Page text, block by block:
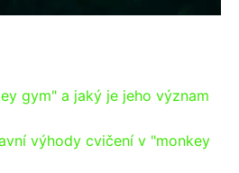
gym" a jaký je jeho význam
výhody cvičení v "monkey